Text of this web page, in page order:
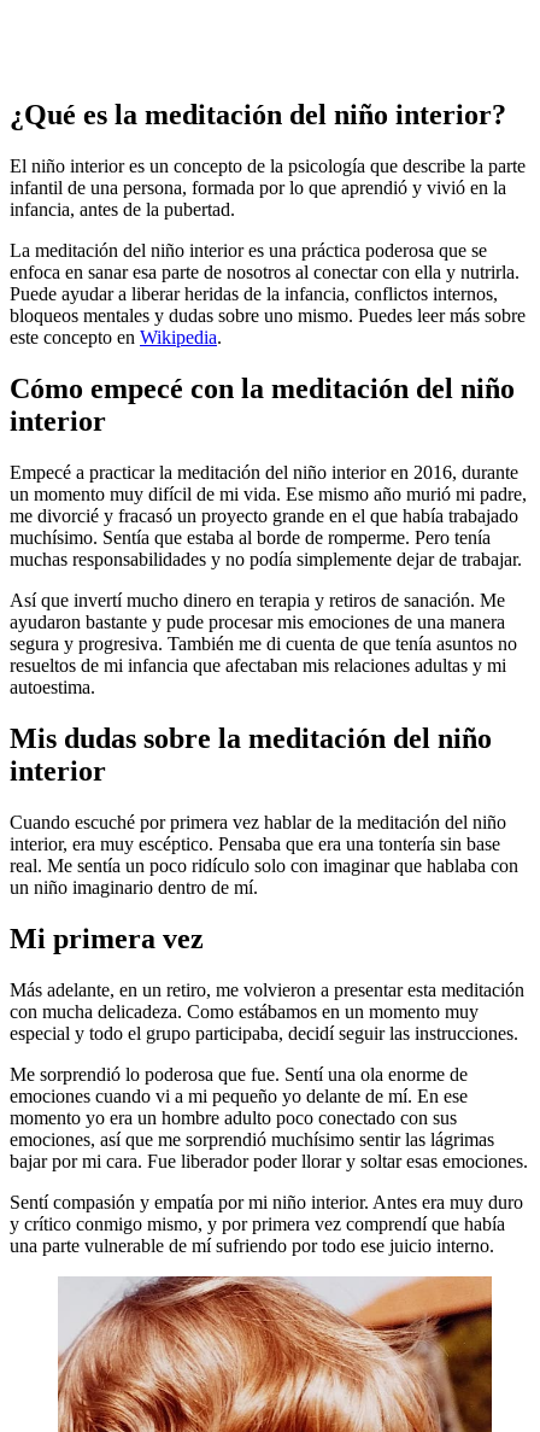
¿Qué es la meditación del niño interior?
El niño interior es un concepto de la psicología que describe la parte
infantil de una persona, formada por lo que aprendió y vivió en la
infancia, antes de la pubertad.
La meditación del niño interior es una práctica poderosa que se
enfoca en sanar esa parte de nosotros al conectar con ella y nutrirla.
Puede ayudar a liberar heridas de la infancia, conflictos internos,
bloqueos mentales y dudas sobre uno mismo. Puedes leer más sobre
este concepto en Wikipedia.
Cómo empecé con la meditación del niño
interior
Empecé a practicar la meditación del niño interior en 2016, durante
un momento muy difícil de mi vida. Ese mismo año murió mi padre,
me divorcié y fracasó un proyecto grande en el que había trabajado
muchísimo. Sentía que estaba al borde de romperme. Pero tenía
muchas responsabilidades y no podía simplemente dejar de trabajar.
Así que invertí mucho dinero en terapia y retiros de sanación. Me
ayudaron bastante y pude procesar mis emociones de una manera
segura y progresiva. También me di cuenta de que tenía asuntos no
resueltos de mi infancia que afectaban mis relaciones adultas y mi
autoestima.
Mis dudas sobre la meditación del niño
interior
Cuando escuché por primera vez hablar de la meditación del niño
interior, era muy escéptico. Pensaba que era una tontería sin base
real. Me sentía un poco ridículo solo con imaginar que hablaba con
un niño imaginario dentro de mí.
Mi primera vez
Más adelante, en un retiro, me volvieron a presentar esta meditación
con mucha delicadeza. Como estábamos en un momento muy
especial y todo el grupo participaba, decidí seguir las instrucciones.
Me sorprendió lo poderosa que fue. Sentí una ola enorme de
emociones cuando vi a mi pequeño yo delante de mí. En ese
momento yo era un hombre adulto poco conectado con sus
emociones, así que me sorprendió muchísimo sentir las lágrimas
bajar por mi cara. Fue liberador poder llorar y soltar esas emociones.
Sentí compasión y empatía por mi niño interior. Antes era muy duro
y crítico conmigo mismo, y por primera vez comprendí que había
una parte vulnerable de mí sufriendo por todo ese juicio interno.